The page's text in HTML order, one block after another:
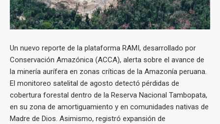
Un nuevo reporte de la plataforma RAMI, desarrollado por
Conservación Amazónica (ACCA), alerta sobre el avance de
la minería aurífera en zonas críticas de la Amazonía peruana.
El monitoreo satelital de agosto detectó pérdidas de
cobertura forestal dentro de la Reserva Nacional Tambopata,
en su zona de amortiguamiento y en comunidades nativas de
Madre de Dios. Asimismo, registró expansión de